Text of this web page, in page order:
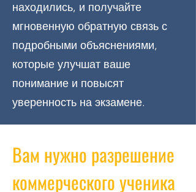
находились, и получайте
мгновенную обратную связь с
подробными объяснениями,
которые улучшат ваше
понимание и повысят
уверенность на экзамене.
Вам нужно разрешение
коммерческого ученика